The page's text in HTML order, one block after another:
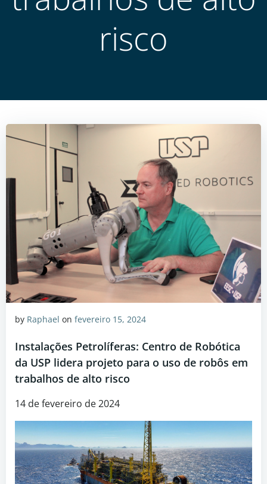
risco
by Raphael on fevereiro 15, 2024
Instalações Petrolíferas: Centro de Robótica
da USP lidera projeto para o uso de robôs em
trabalhos de alto risco
14 de fevereiro de 2024